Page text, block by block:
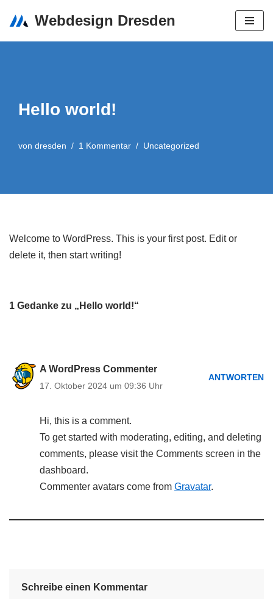
Webdesign Dresden
Hello world!
von dresden 1 Kommentar Uncategorized
Welcome to WordPress. This is your first post. Edit or
delete it, then start writing!
1 Gedanke zu „Hello world!“
A WordPress Commenter
17. Oktober 2024 um 09:36 Uhr
ANTWORTEN
Hi, this is a comment.
To get started with moderating, editing, and deleting
comments, please visit the Comments screen in the
dashboard.
Commenter avatars come from Gravatar.
Schreibe einen Kommentar